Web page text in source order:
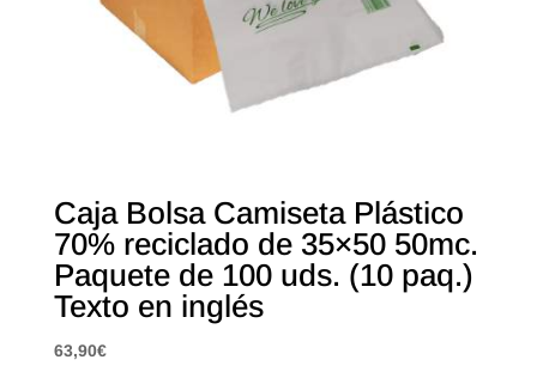
Caja Bolsa Camiseta Plástico
70% reciclado de 35×50 50mc.
Paquete de 100 uds. (10 paq.)
Texto en inglés
63,90€